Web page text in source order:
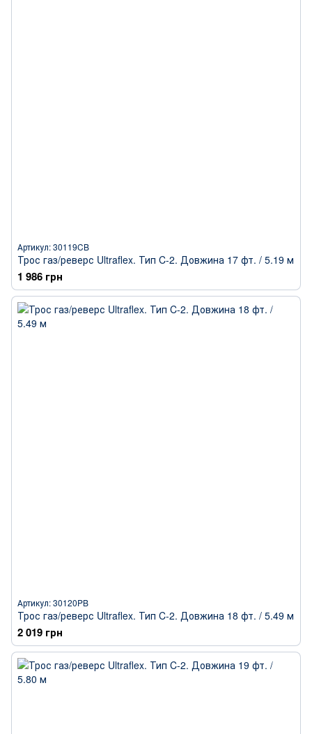
Артикул: 30119CB
Трос газ/реверс Ultraflex. Тип C-2. Довжина 17 фт. / 5.19 м
1 986 грн
Артикул: 30120PB
Трос газ/реверс Ultraflex. Тип C-2. Довжина 18 фт. / 5.49 м
2 019 грн